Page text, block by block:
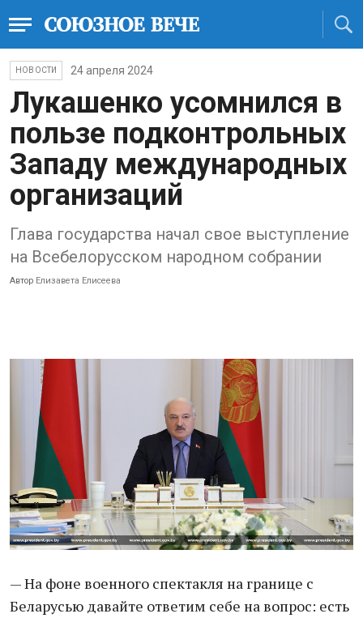
НОВОСТИ 24 апреля 2024
Лукашенко усомнился в
пользе подконтрольных
Западу международных
организаций
Глава государства начал свое выступление
на Всебелорусском народном собрании
Автор Елизавета Елисеева
— На фоне военного спектакля на границе с
Беларусью давайте ответим себе на вопрос: есть